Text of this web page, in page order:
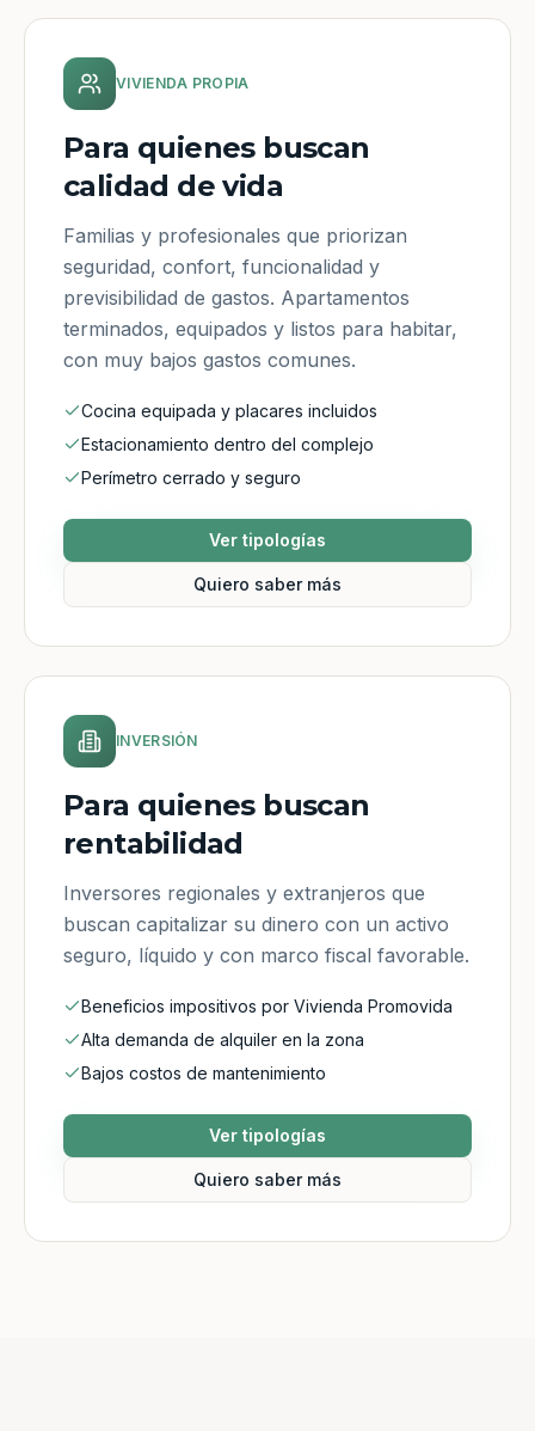
VIVIENDA PROPIA
Para quienes buscan
calidad de vida
Familias y profesionales que priorizan
seguridad, confort, funcionalidad y
previsibilidad de gastos. Apartamentos
terminados, equipados y listos para habitar,
con muy bajos gastos comunes.
Cocina equipada y placares incluidos
Estacionamiento dentro del complejo
Perímetro cerrado y seguro
Ver tipologías
Quiero saber más
INVERSIÓN
Para quienes buscan
rentabilidad
Inversores regionales y extranjeros que
buscan capitalizar su dinero con un activo
seguro, líquido y con marco fiscal favorable.
Beneficios impositivos por Vivienda Promovida
Alta demanda de alquiler en la zona
Bajos costos de mantenimiento
Ver tipologías
Quiero saber más